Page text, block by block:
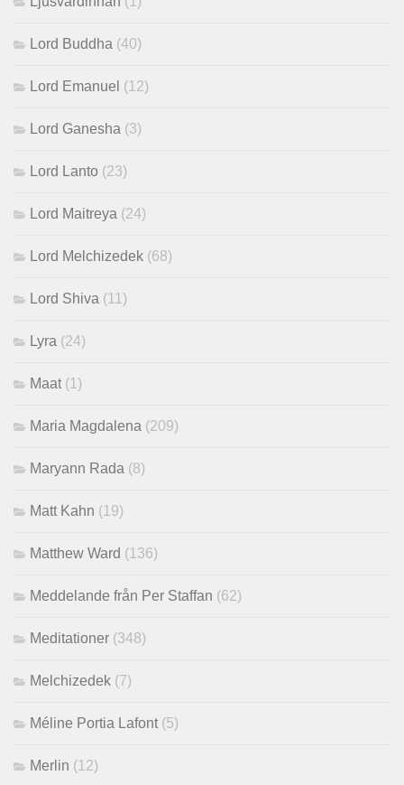
Lord Buddha (40)
Lord Emanuel (12)
Lord Ganesha (3)
Lord Lanto (23)
Lord Maitreya (24)
Lord Melchizedek (68)
Lord Shiva (11)
Lyra (24)
Maat (1)
Maria Magdalena (209)
Maryann Rada (8)
Matt Kahn (19)
Matthew Ward (136)
Meddelande från Per Staffan (62)
Meditationer (348)
Melchizedek (7)
Méline Portia Lafont (5)
Merlin (12)